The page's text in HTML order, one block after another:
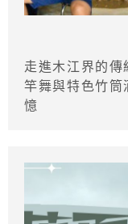
走進木江界的傳
竿舞與特色竹筒
憶